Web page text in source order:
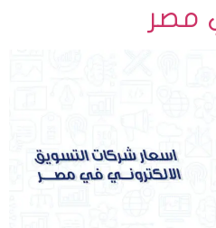
مصر